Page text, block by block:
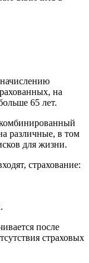
на
65 лет.
различные, в том
для жизни.
страхование:
после
страховых